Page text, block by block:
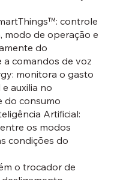
controle
de operação e
do
comandos de voz
monitora o gasto
auxilia no
do consumo
Artificial:
os modos
condições do
o trocador de